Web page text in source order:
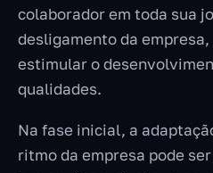
colaborador em toda sua
desligamento da
estimular o
qualidades.
Na fase inicial, a
ritmo da empresa pode